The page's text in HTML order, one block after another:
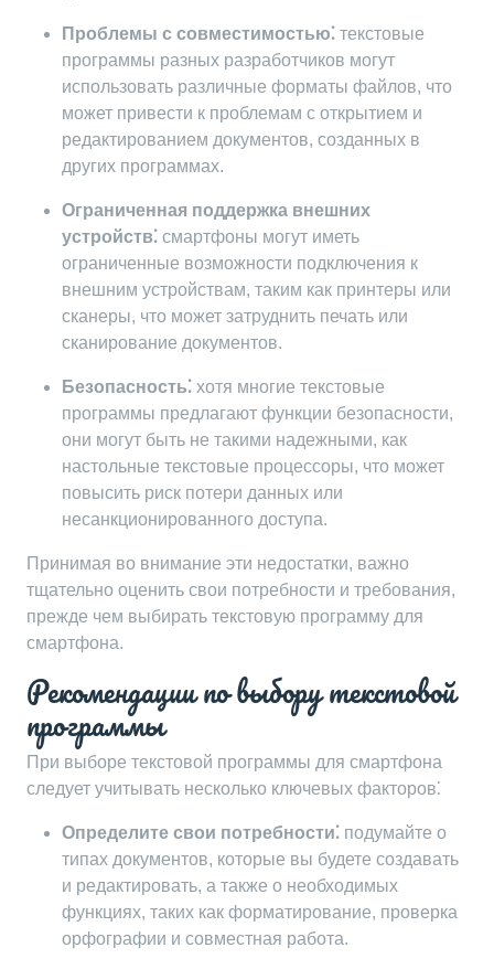
Проблемы с совместимостью⁚ текстовые
программы разных разработчиков могут
использовать различные форматы файлов, что
может привести к проблемам с открытием и
редактированием документов, созданных в
других программах.
Ограниченная поддержка внешних
устройств⁚ смартфоны могут иметь
ограниченные возможности подключения к
внешним устройствам, таким как принтеры или
сканеры, что может затруднить печать или
сканирование документов.
Безопасность⁚ хотя многие текстовые
программы предлагают функции безопасности,
они могут быть не такими надежными, как
настольные текстовые процессоры, что может
повысить риск потери данных или
несанкционированного доступа.
Принимая во внимание эти недостатки, важно
тщательно оценить свои потребности и требования,
прежде чем выбирать текстовую программу для
смартфона.
Рекомендации по выбору текстовой
программы
При выборе текстовой программы для смартфона
следует учитывать несколько ключевых факторов⁚
Определите свои потребности⁚ подумайте о
типах документов, которые вы будете создавать
и редактировать, а также о необходимых
функциях, таких как форматирование, проверка
орфографии и совместная работа.